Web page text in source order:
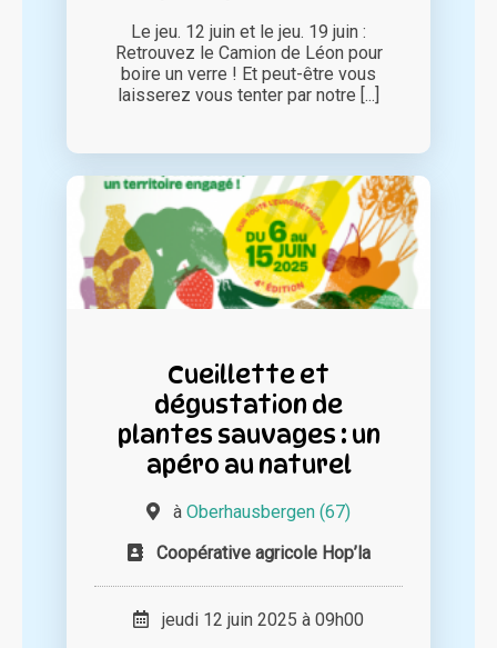
Le jeu. 12 juin et le jeu. 19 juin :
Retrouvez le Camion de Léon pour
boire un verre ! Et peut-être vous
laisserez vous tenter par notre [...]
Cueillette et
dégustation de
plantes sauvages : un
apéro au naturel
à Oberhausbergen (67)
Coopérative agricole Hop’la
jeudi 12 juin 2025 à 09h00